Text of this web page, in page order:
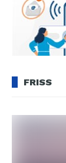
FRISS